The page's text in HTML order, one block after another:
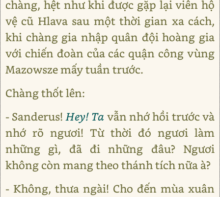
chàng, hệt như khi được gặp lại viên hộ
vệ cũ Hlava sau một thời gian xa cách,
khi chàng gia nhập quân đội hoàng gia
với chiến đoàn của các quận công vùng
Mazowsze mấy tuần trước.
Chàng thốt lên:
- Sanderus!Hey! Ta vẫn nhớ hồi trước và
nhớ rõ ngươi! Từ thời đó ngươi làm
những gì, đã đi những đâu? Ngươi
không còn mang theo thánh tích nữa à?
- Không, thưa ngài! Cho đến mùa xuân